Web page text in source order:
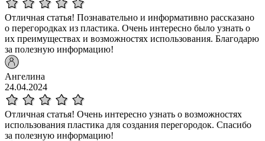
Отличная статья! Познавательно и информативно рассказано
о перегородках из пластика. Очень интересно было узнать о
их преимуществах и возможностях использования. Благодарю
за полезную информацию!
Ангелина
24.04.2024
Отличная статья! Очень интересно узнать о возможностях
использования пластика для создания перегородок. Спасибо
за полезную информацию!